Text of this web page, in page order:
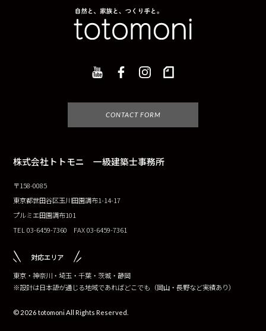
CONTACT FORM
株式会社トトモニ 一級建築士事務所
〒158-0085
東京都世田谷区玉川田園調布1-14-17
プルミエ田園調布101
TEL 03-6459-7360 FAX 03-6459-7361
対応エリア
東京・神奈川・埼玉・千葉・茨城・静岡
※設計は日本語が通じる地域であればどこでも（岡山・長野など実績あり）
© 2026 totomoni All Rights Reserved.